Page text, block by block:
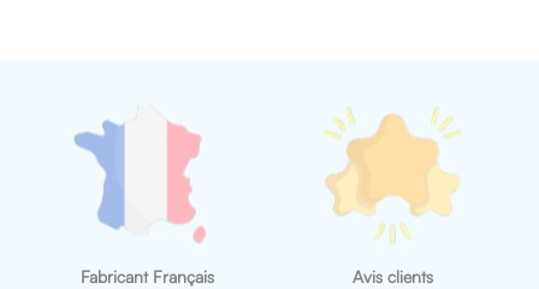
Fabricant Français
Avis clients